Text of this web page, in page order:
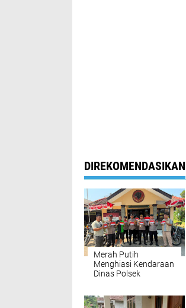
DIREKOMENDASIKAN
Merah Putih
Menghiasi Kendaraan
Dinas Polsek
Kemerdekaan